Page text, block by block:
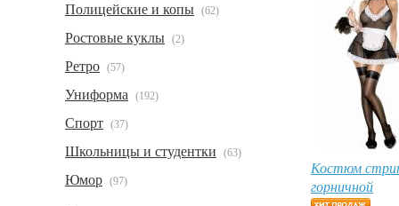
Полицейские и копы (62)
Ростовые куклы (2)
Ретро (57)
Униформа (192)
Спорт (37)
Школьницы и студентки (63)
Юмор (97)
Костюм
горничной